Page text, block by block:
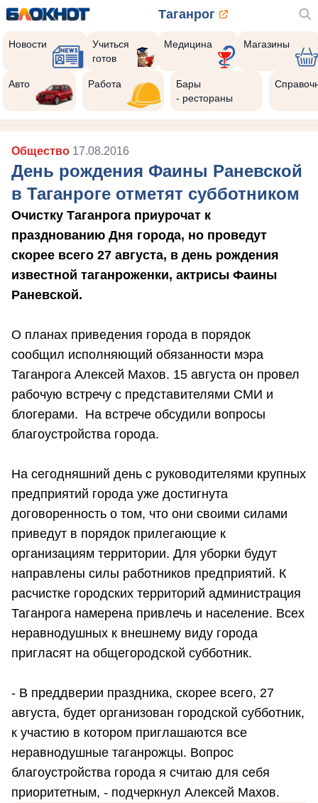
Таганрог
Новости
Учиться
готов
Медицина Магазины
Авто Работа
Бары
- рестораны
Общество 17.08.2016
День рождения Фаины Раневской
в Таганроге отметят субботником
Очистку Таганрога приурочат к
празднованию Дня города, но проведут
скорее всего 27 августа, в день рождения
известной таганроженки, актрисы Фаины
Раневской.
О планах приведения города в порядок
сообщил исполняющий обязанности мэра
Таганрога Алексей Махов. 15 августа он провел
рабочую встречу с представителями СМИ и
блогерами. На встрече обсудили вопросы
благоустройства города.
На сегодняшний день с руководителями крупных
предприятий города уже достигнута
договоренность о том, что они своими силами
приведут в порядок прилегающие к
организациям территории. Для уборки будут
направлены силы работников предприятий. К
расчистке городских территорий администрация
Таганрога намерена привлечь и население. Всех
неравнодушных к внешнему виду города
пригласят на общегородской субботник.
- В преддверии праздника, скорее всего, 27
августа, будет организован городской субботник,
к участию в котором приглашаются все
неравнодушные таганрожцы. Вопрос
благоустройства города я считаю для себя
приоритетным, - подчеркнул Алексей Махов.